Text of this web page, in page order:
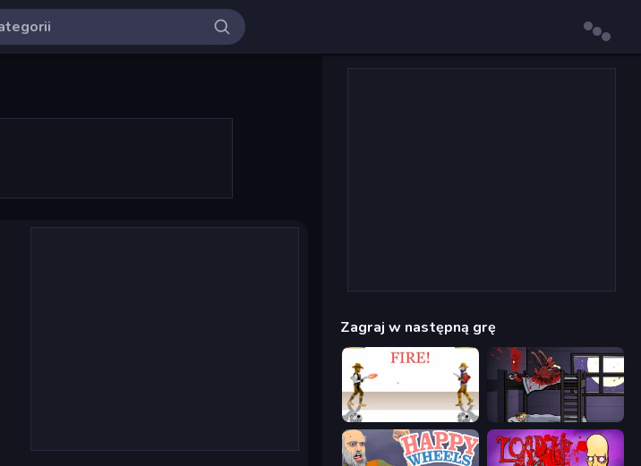
Zagraj w następną grę
Gunblood The Visitor